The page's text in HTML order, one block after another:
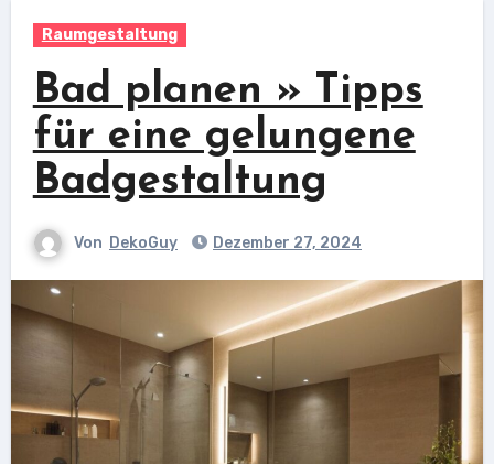
Raumgestaltung
Bad planen » Tipps
für eine gelungene
Badgestaltung
Von DekoGuy Dezember 27, 2024